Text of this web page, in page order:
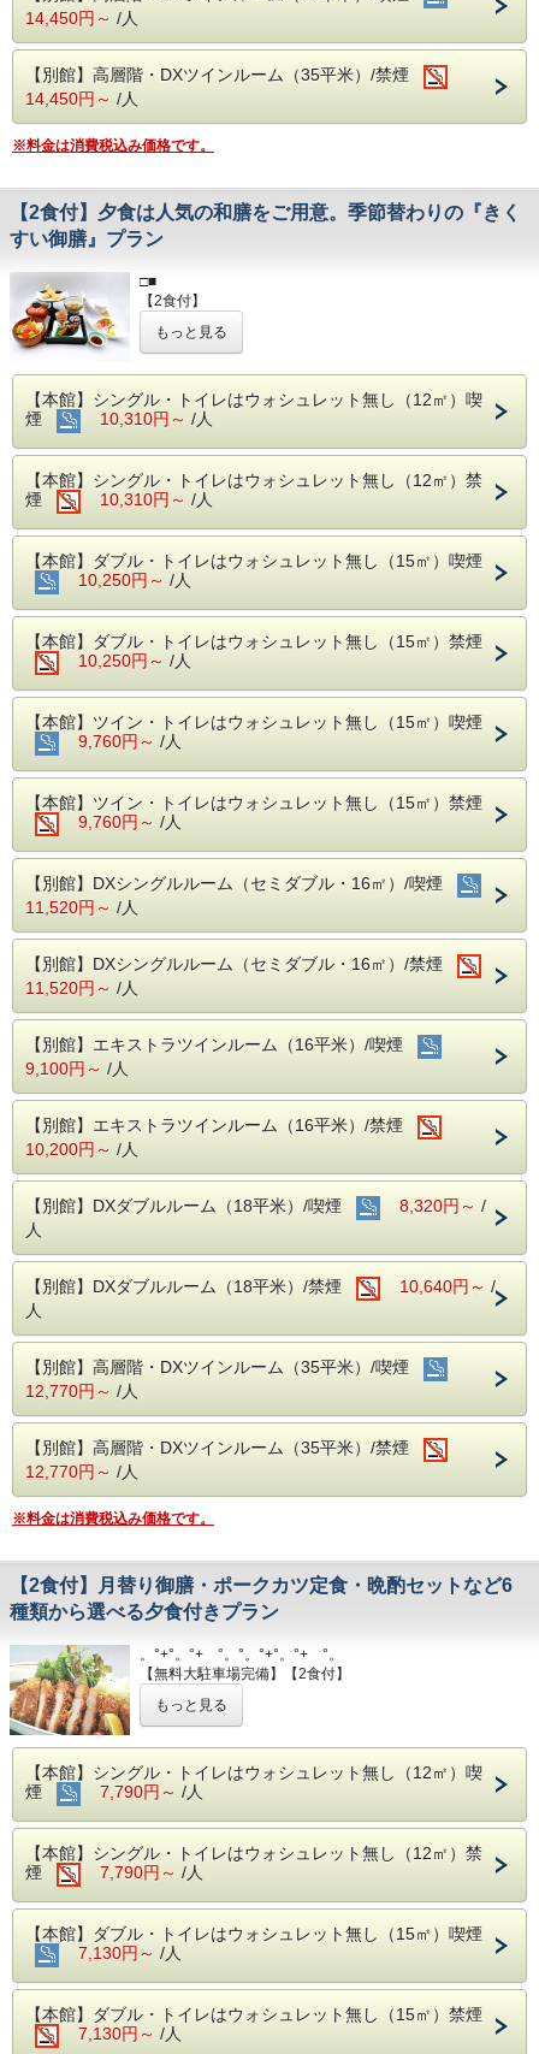
全泊分のご予約を一度にお取り出来なかった場合は、備考欄
用意しやすくなります。（同じ客室タイプの予約に限りま
す）
１０：００～１２：００の間にチェックアウトをご希望の方
は、事前にご連絡を頂きますようお願いいたします。（場合
14,450円～ /人
【別館】高層階・DXツインルーム（35平米）/禁煙
14,450円～ /人
※料金は消費税込み価格です。
【2食付】夕食は人気の和膳をご用意。季節替わりの『きく
すい御膳』プラン
□■
【2食付】
宿泊当日の夕食と翌日の朝食が付いているプランです♪
【夕食】１階和食処きくすい（全席掘りごたつ式）
（１７：００～２１：００、ラストオーダー２０：００ 毎
週水曜定休日、その他臨時休業日あり）
ます。
＜ご夕食お品書き＞
・季節の前菜
・季節の御造り
・天ぷら
・蓋物
・茶碗蒸し
・ちらし鮨
【朝食】
6:30～9:30、ラストオーダー9:00 ※元日は８時オープン
内容：バイキング形式（マスク、ビニール手袋等の用意あ
30種類以上のバイキング♪一部月替りでメニューが変わりま
す。
・音に敏感な方やウォシュレット付トイレ、安定したWi-Fi
をご希望の方は、別館客室をおすすめいたします。
・お子様の添寝を希望される場合は、お電話にてお問い合わ
・禁煙部屋または喫煙部屋をご希望でも空室がない場合、備
考欄に『○○部屋希望』とご記入ください。
チェックインより前に空室が出れば移動いたします。
にオゾン脱臭機で脱臭対応をいたします。（受付は、当日お
昼１２時迄にご予約された分。タバコ臭が全て取れる訳では
ないことをご了承下さい。）
【２泊以上されるお客様へ】
全泊分のご予約を一度にお取り出来なかった場合は、備考欄
に「〇日も別で予約済」とご入力ください。同じお部屋をご
用意しやすくなります。（同じ客室タイプの予約に限りま
もっと見る
【本館】シングル・トイレはウォシュレット無し（12㎡）喫
煙
10,310円～ /人
【本館】シングル・トイレはウォシュレット無し（12㎡）禁
煙
10,310円～ /人
【本館】ダブル・トイレはウォシュレット無し（15㎡）喫煙
10,250円～ /人
【本館】ダブル・トイレはウォシュレット無し（15㎡）禁煙
10,250円～ /人
【本館】ツイン・トイレはウォシュレット無し（15㎡）喫煙
9,760円～ /人
【本館】ツイン・トイレはウォシュレット無し（15㎡）禁煙
9,760円～ /人
【別館】DXシングルルーム（セミダブル・16㎡）/喫煙
11,520円～ /人
【別館】DXシングルルーム（セミダブル・16㎡）/禁煙
11,520円～ /人
【別館】エキストラツインルーム（16平米）/喫煙
9,100円～ /人
【別館】エキストラツインルーム（16平米）/禁煙
10,200円～ /人
【別館】DXダブルルーム（18平米）/喫煙 8,320円～ /
人
【別館】DXダブルルーム（18平米）/禁煙 10,640円～ /
人
【別館】高層階・DXツインルーム（35平米）/喫煙
12,770円～ /人
【別館】高層階・DXツインルーム（35平米）/禁煙
12,770円～ /人
※料金は消費税込み価格です。
【2食付】月替り御膳・ポークカツ定食・晩酌セットなど6
種類から選べる夕食付きプラン
。°+°。°+ °。°。°+°。°+ °。
【無料大駐車場完備】【2食付】
。°+°。°+ °。°。°+°。°+ °。
宿泊当日の夕食と翌日の朝食が付いているお得なプラ
ンです♪
※１９:５０までに先にチェックイン手続きをお願いい
【夕食】１階和食処きくすい（全席掘りごたつ式）
（１７：００〜２１：００、ラストオーダー２０：
００ 毎週水曜定休日、その他臨時休業日あり）
＜メニュー例＞
・青山料理長が好きな晩酌セット（生ビール１杯セッ
ト）
・きくすい特別定食（品数が多くて女性にも大人
気！）
・滋養豚ステーキ定食（ご飯大盛OK！）
もっと見る
【本館】シングル・トイレはウォシュレット無し（12㎡）喫
煙
7,790円～ /人
【本館】シングル・トイレはウォシュレット無し（12㎡）禁
煙
7,790円～ /人
【本館】ダブル・トイレはウォシュレット無し（15㎡）喫煙
7,130円～ /人
【本館】ダブル・トイレはウォシュレット無し（15㎡）禁煙
7,130円～ /人